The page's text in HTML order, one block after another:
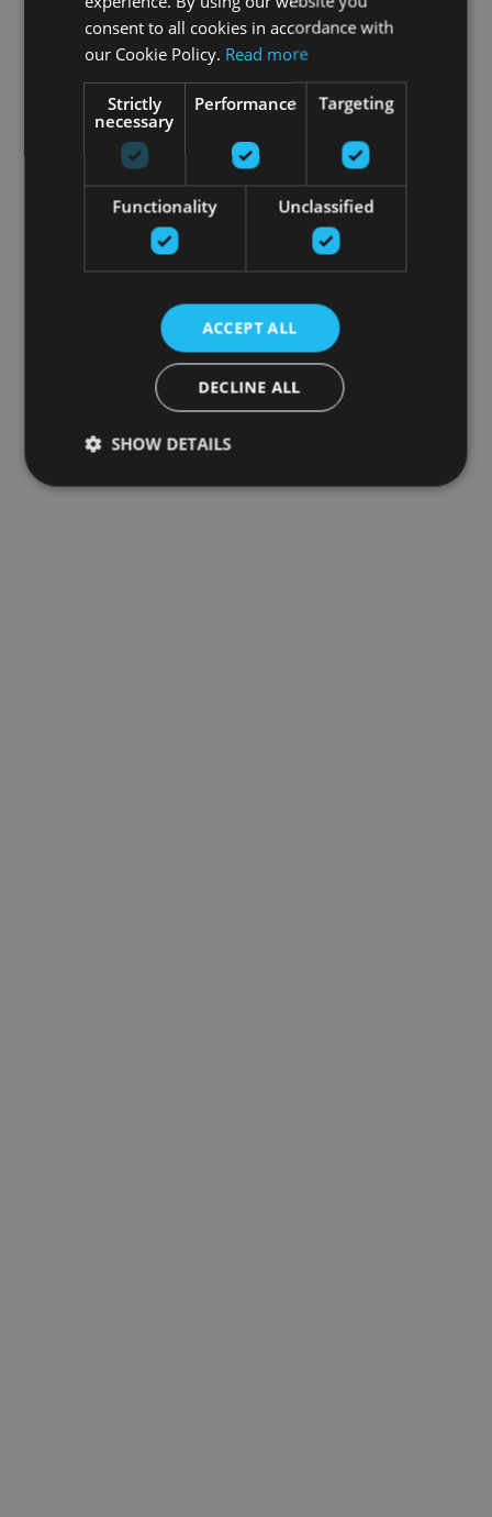
consent to all cookies in accordance with
our Cookie Policy. Read more
Strictly
necessary
Performance Targeting
Functionality Unclassified
ACCEPT ALL
DECLINE ALL
SHOW DETAILS